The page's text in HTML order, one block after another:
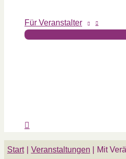
Für Veranstalter
Start Veranstaltungen Mit